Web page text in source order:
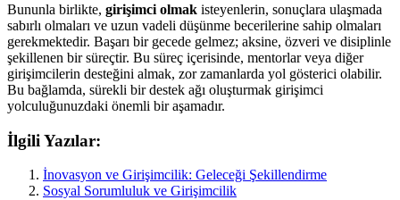
Bununla birlikte, girişimci olmak isteyenlerin, sonuçlara ulaşmada
sabırlı olmaları ve uzun vadeli düşünme becerilerine sahip olmaları
gerekmektedir. Başarı bir gecede gelmez; aksine, özveri ve disiplinle
şekillenen bir süreçtir. Bu süreç içerisinde, mentorlar veya diğer
girişimcilerin desteğini almak, zor zamanlarda yol gösterici olabilir.
Bu bağlamda, sürekli bir destek ağı oluşturmak girişimci
yolculuğunuzdaki önemli bir aşamadır.
İlgili Yazılar:
İnovasyon ve Girişimcilik: Geleceği Şekillendirme
Sosyal Sorumluluk ve Girişimcilik